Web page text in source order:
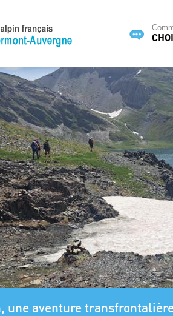
une aventure